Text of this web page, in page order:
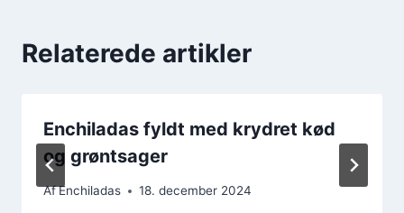
Relaterede artikler
Enchiladas fyldt med krydret kød
og grøntsager
AfEnchiladas 18. december 2024